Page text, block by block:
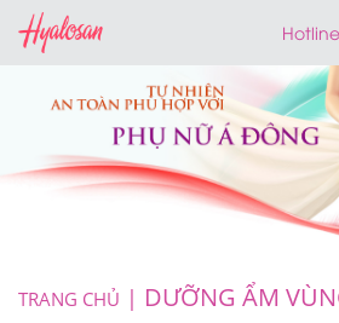
TRANG CHỦ DƯỠNG ẨM